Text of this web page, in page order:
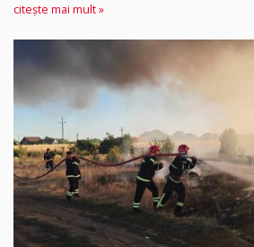
citește mai mult »